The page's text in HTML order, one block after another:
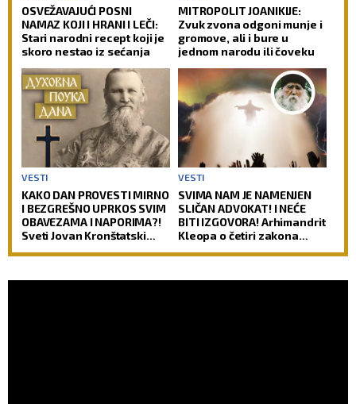
OSVEŽAVAJUĆI POSNI
NAMAZ KOJI I HRANI I LEČI:
Stari narodni recept koji je
skoro nestao iz sećanja
MITROPOLIT JOANIKIJE:
Zvuk zvona odgoni munje i
gromove, ali i bure u
jednom narodu ili čoveku
VESTI
KAKO DAN PROVESTI MIRNO
I BEZGREŠNO UPRKOS SVIM
OBAVEZAMA I NAPORIMA?!
Sveti Jovan Kronštatski
VESTI
SVIMA NAM JE NAMENJEN
SLIČAN ADVOKAT! I NEĆE
BITI IZGOVORA! Arhimandrit
Kleopa o četiri zakona